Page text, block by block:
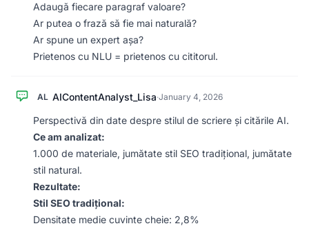
Adaugă fiecare paragraf valoare?
Ar putea o frază să fie mai naturală?
Ar spune un expert așa?
Prietenos cu NLU = prietenos cu cititorul.
AL AIContentAnalyst_Lisa·January 4, 2026
Perspectivă din date despre stilul de scriere și citările AI.
Ce am analizat:
1.000 de materiale, jumătate stil SEO tradițional, jumătate
stil natural.
Rezultate:
Stil SEO tradițional:
Densitate medie cuvinte cheie: 2,8%